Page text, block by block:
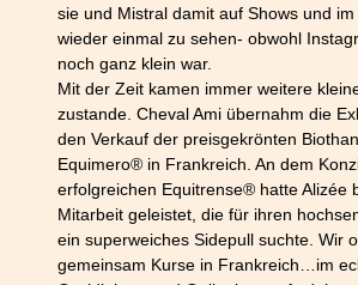
sie und Mistral damit auf Shows und
wieder einmal zu sehen- obwohl
noch ganz klein war.
Mit der Zeit kamen immer weitere
zustande. Cheval Ami übernahm die
den Verkauf der preisgekrönten
Equimero® in Frankreich. An dem
erfolgreichen Equitrense® hatte Alizée
Mitarbeit geleistet, die für ihren
ein superweiches Sidepull suchte. Wir
gemeinsam Kurse in Frankreich…im